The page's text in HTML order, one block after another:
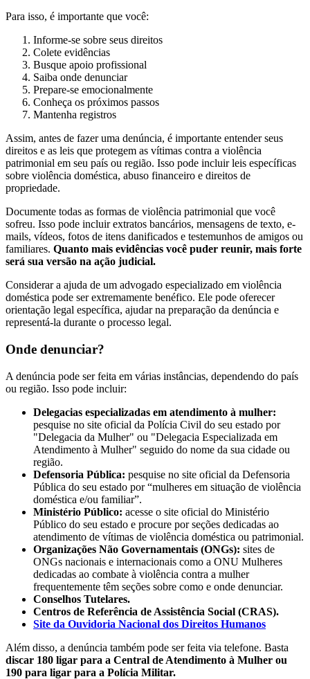
Para isso, é importante que você:
Informe-se sobre seus direitos
Colete evidências
Busque apoio profissional
Saiba onde denunciar
Prepare-se emocionalmente
Conheça os próximos passos
Mantenha registros
Assim, antes de fazer uma denúncia, é importante entender seus
direitos e as leis que protegem as vítimas contra a violência
patrimonial em seu país ou região. Isso pode incluir leis específicas
sobre violência doméstica, abuso financeiro e direitos de
propriedade.
Documente todas as formas de violência patrimonial que você
sofreu. Isso pode incluir extratos bancários, mensagens de texto, e-
mails, vídeos, fotos de itens danificados e testemunhos de amigos ou
familiares. Quanto mais evidências você puder reunir, mais forte
será sua versão na ação judicial.
Considerar a ajuda de um advogado especializado em violência
doméstica pode ser extremamente benéfico. Ele pode oferecer
orientação legal específica, ajudar na preparação da denúncia e
representá-la durante o processo legal.
Onde denunciar?
A denúncia pode ser feita em várias instâncias, dependendo do país
ou região. Isso pode incluir:
Delegacias especializadas em atendimento à mulher:
pesquise no site oficial da Polícia Civil do seu estado por
"Delegacia da Mulher" ou "Delegacia Especializada em
Atendimento à Mulher" seguido do nome da sua cidade ou
região.
Defensoria Pública: pesquise no site oficial da Defensoria
Pública do seu estado por “mulheres em situação de violência
doméstica e/ou familiar”.
Ministério Público: acesse o site oficial do Ministério
Público do seu estado e procure por seções dedicadas ao
atendimento de vítimas de violência doméstica ou patrimonial.
Organizações Não Governamentais (ONGs): sites de
ONGs nacionais e internacionais como a ONU Mulheres
dedicadas ao combate à violência contra a mulher
frequentemente têm seções sobre como e onde denunciar.
Conselhos Tutelares.
Centros de Referência de Assistência Social (CRAS).
Site da Ouvidoria Nacional dos Direitos Humanos
Além disso, a denúncia também pode ser feita via telefone. Basta
discar 180 ligar para a Central de Atendimento à Mulher ou
190 para ligar para a Polícia Militar.